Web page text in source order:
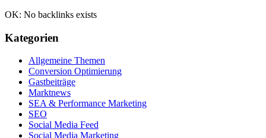
OK: No backlinks exists
Kategorien
Allgemeine Themen
Conversion Optimierung
Gastbeiträge
Marktnews
SEA & Performance Marketing
SEO
Social Media Feed
Social Media Marketing